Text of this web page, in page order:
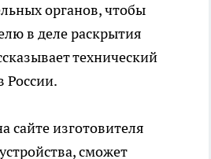
органов, чтобы
в деле раскрытия
технический
России.
сайте изготовителя
сможет